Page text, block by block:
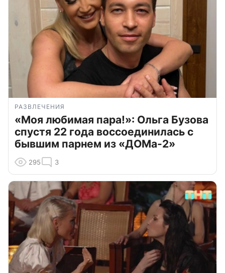
РАЗВЛЕЧЕНИЯ
«Моя любимая пара!»: Ольга Бузова
спустя 22 года воссоединилась с
бывшим парнем из «ДОМа-2»
295 3